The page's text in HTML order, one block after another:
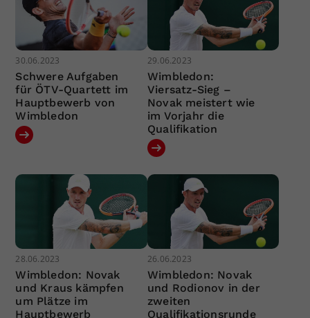
30.06.2023
Schwere Aufgaben
für ÖTV-Quartett im
Hauptbewerb von
Wimbledon
29.06.2023
Wimbledon:
Viersatz-Sieg –
Novak meistert wie
im Vorjahr die
Qualifikation
28.06.2023
Wimbledon: Novak
und Kraus kämpfen
um Plätze im
Hauptbewerb
26.06.2023
Wimbledon: Novak
und Rodionov in der
zweiten
Qualifikationsrunde